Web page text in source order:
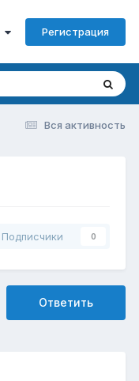
Регистрация
Вся активность
Подписчики 0
Ответить